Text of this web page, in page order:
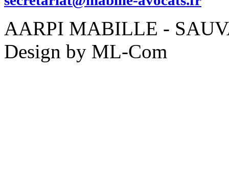
AARPI MABILLE -
Design by ML-Com